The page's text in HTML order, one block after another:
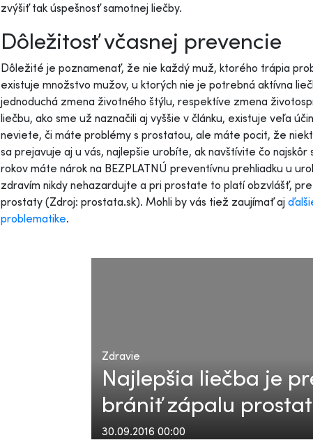
zvýšiť tak úspešnosť samotnej liečby.
Dôležitosť včasnej prevencie
Dôležité je poznamenať, že nie každý muž, ktorého trápia
existuje množstvo mužov, u ktorých nie je potrebná aktívna
jednoduchá zmena životného štýlu, respektíve zmena
liečbu, ako sme už naznačili aj vyššie v článku, existuje veľa
neviete, či máte problémy s prostatou, ale máte pocit, že
sa prejavuje aj u vás, najlepšie urobíte, ak navštívite čo
rokov máte nárok na BEZPLATNÚ preventívnu prehliadku u
zdravím nikdy nehazardujte a pri prostate to platí obzvlášť,
prostaty (Zdroj: prostata.sk). Mohli by vás tiež zaujímať aj
problematike.
Zdravie
Najlepšia liečba je
brániť zápalu
30.09.2016 00:00